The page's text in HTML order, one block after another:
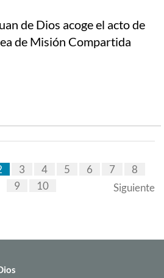
de Dios acoge el acto de
de Misión Compartida
3 4 5 6 7
8
9
10 Siguiente